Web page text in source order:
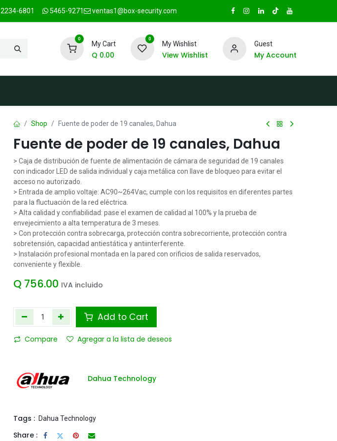
2234-6801 5465-9271 ventas1@box-security.com
0
My Cart
Q 0.00
0
My Wishlist
View Wishlist
Guest
My Account
Shop Fuente de poder de 19 canales, Dahua
Fuente de poder de 19 canales, Dahua
> Caja de distribución de fuente de alimentación de cámara de seguridad de 19 canales
con indicador LED de salida individual y caja metálica con llave de bloqueo para evitar el
acceso no autorizado.
> Entrada de amplio voltaje: AC90~264Vac, cumple con los requisitos en diferentes partes
para la fluctuación de la red eléctrica.
> Alta calidad y confiabilidad: pase el examen de calidad al 100% y la prueba de
envejecimiento a alta temperatura de 3 meses.
> Con protección contra sobrecarga, protección contra sobrecorriente, protección contra
sobretensión, capacidad antiestática y antiinterferente.
> Instalación profesional montada en la pared con orificios de salida reservados,
conveniente y flexible.
Q 756.00 IVA incluido
Add to Cart
Compare Agregar a la lista de deseos
Dahua Technology
Tags : Dahua Technology
Share :